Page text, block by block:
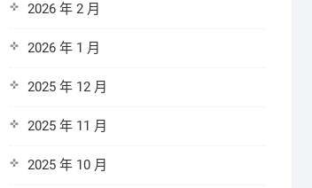
2026 年 2 月
2026 年 1 月
2025 年 12 月
2025 年 11 月
2025 年 10 月